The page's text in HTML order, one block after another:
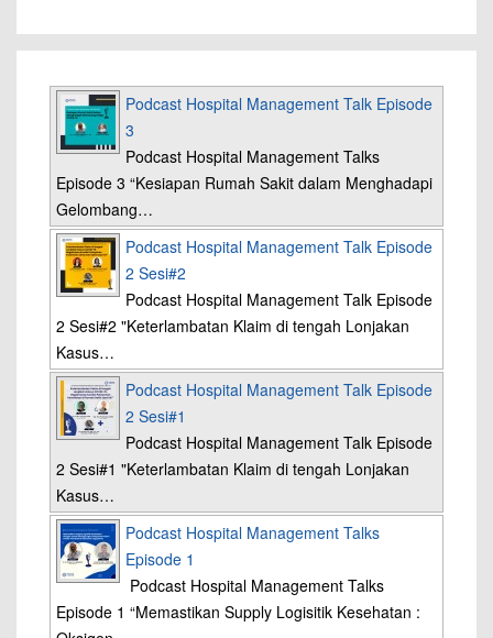
Podcast Hospital Management Talk Episode
3
Podcast Hospital Management Talks
Episode 3 “Kesiapan Rumah Sakit dalam Menghadapi
Gelombang…
Podcast Hospital Management Talk Episode
2 Sesi#2
Podcast Hospital Management Talk Episode
2 Sesi#2 "Keterlambatan Klaim di tengah Lonjakan
Kasus…
Podcast Hospital Management Talk Episode
2 Sesi#1
Podcast Hospital Management Talk Episode
2 Sesi#1 "Keterlambatan Klaim di tengah Lonjakan
Kasus…
Podcast Hospital Management Talks
Episode 1
Podcast Hospital Management Talks
Episode 1 “Memastikan Supply Logisitik Kesehatan :